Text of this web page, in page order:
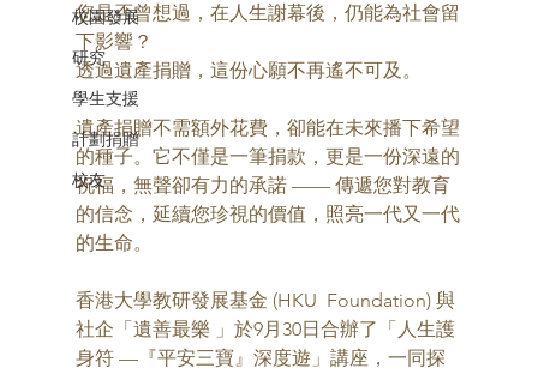
校園發展
研究
學生支援
計劃捐贈
校友
您是否曾想過，在人生謝幕後，仍能為社會留
下影響？
透過遺產捐贈，這份心願不再遙不可及。
遺產捐贈不需額外花費，卻能在未來播下希望
的種子。它不僅是一筆捐款，更是一份深遠的
祝福，無聲卻有力的承諾 —— 傳遞您對教育
的信念，延續您珍視的價值，照亮一代又一代
的生命。
香港大學教研發展基金 (HKU  Foundation) 與
社企「遺善最樂 」於9月30日合辦了「人生護
身符 —『平安三寶』深度遊」講座，一同探